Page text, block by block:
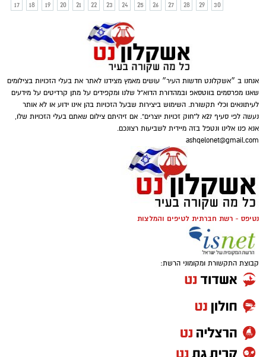
17
18 19 20 21 22 23 24 25 26 27 28 29 30
אנחנו ב ״אשקלונט חדשות העיר״ עושים מאמץ מצידנו לאתר את בעלי הזכויות בצילומים
שאנו מפרסמים בווטסאפ ובמהדורת הדוא"ל שלנו ומקפידים על מתן קרדיטים על מידעים
לעיתונאים וכלי תקשורת. השימוש ביצירות שבעל הזכויות בהן אינו ידוע או לא אותר
נעשה לפי סעיף 27א ל"חוק זכויות יוצרים". אם זיהיתם צילום שאתם בעלי הזכויות שלו,
אנא פנו אלינו ונטפל בזה מיידית לשביעות רצונכם.
ashqelonet@gmail.com
נטיפס - רשת חברתית לטיפים והמלצות
קבוצת התקשורת ומקומוני הרשת: